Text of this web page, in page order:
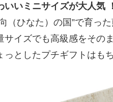
いいミニサイズが大人気 ！
（ひなた）の国”で育っ
サイズでも高級感をその
っとしたプチギフトはも